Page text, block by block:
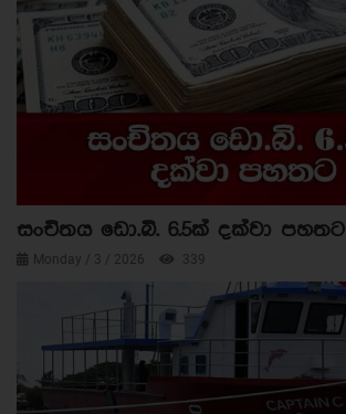
සංචිතය ඩො.බි. 6.5ක් දක්වා පහතට
Monday / 3 / 2026 339